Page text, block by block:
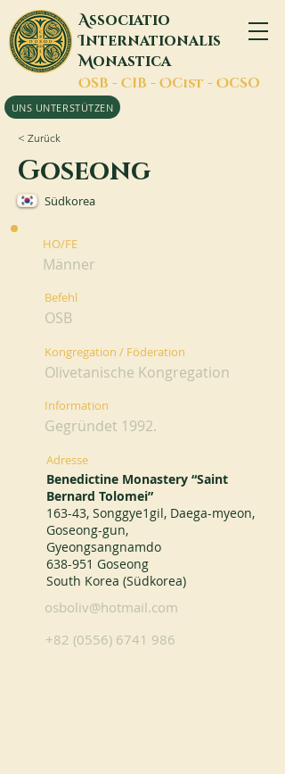
Associatio
Internationalis
Monastica
OSB - CIB - OCist - OCSO
UNS UNTERSTÜTZEN
< Zurück
Goseong
Südkorea
HO/FE
Männer
Befehl
OSB
Kongregation / Föderation
Olivetanische Kongregation
Information
Gegründet 1992.
Adresse
Benedictine Monastery “Saint
Bernard Tolomei”
163-43, Songgye1gil, Daega-myeon,
Goseong-gun,
Gyeongsangnamdo
638-951 Goseong
South Korea (Südkorea)
osboliv@hotmail.com
+82 (0556) 6741 986